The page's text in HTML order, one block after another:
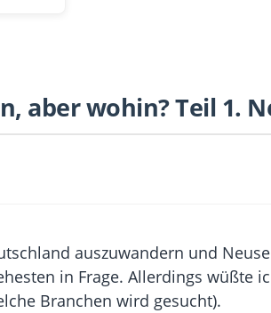
aber wohin? Teil 1.
auszuwandern und
in Frage. Allerdings wüßte
Branchen wird gesucht).